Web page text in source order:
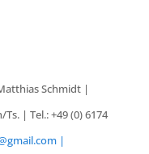
Schmidt |
| Tel.: +49 (0) 6174
|